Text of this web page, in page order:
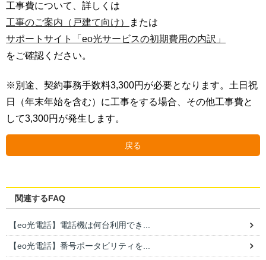
工事費について、詳しくは
工事のご案内（戸建て向け）
または
サポートサイト「eo光サービスの初期費用の内訳」
をご確認ください。
※別途、契約事務手数料3,300円が必要となります。土日祝
日（年末年始を含む）に工事をする場合、その他工事費と
して3,300円が発生します。
戻る
関連するFAQ
【eo光電話】電話機は何台利用でき...
【eo光電話】番号ポータビリティを...